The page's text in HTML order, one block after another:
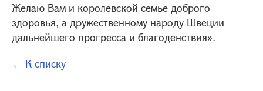
Желаю Вам и королевской семье доброго
здоровья, а дружественному народу Швеции
дальнейшего прогресса и благоденствия».
← К списку